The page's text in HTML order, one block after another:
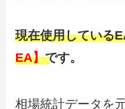
現在使用している
EA】です。
相場統計データを